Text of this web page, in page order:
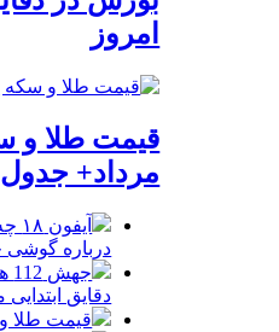
امروز
مرداد+ جدول
درباره گوشی
دقایق
قیمت طلا و سکه